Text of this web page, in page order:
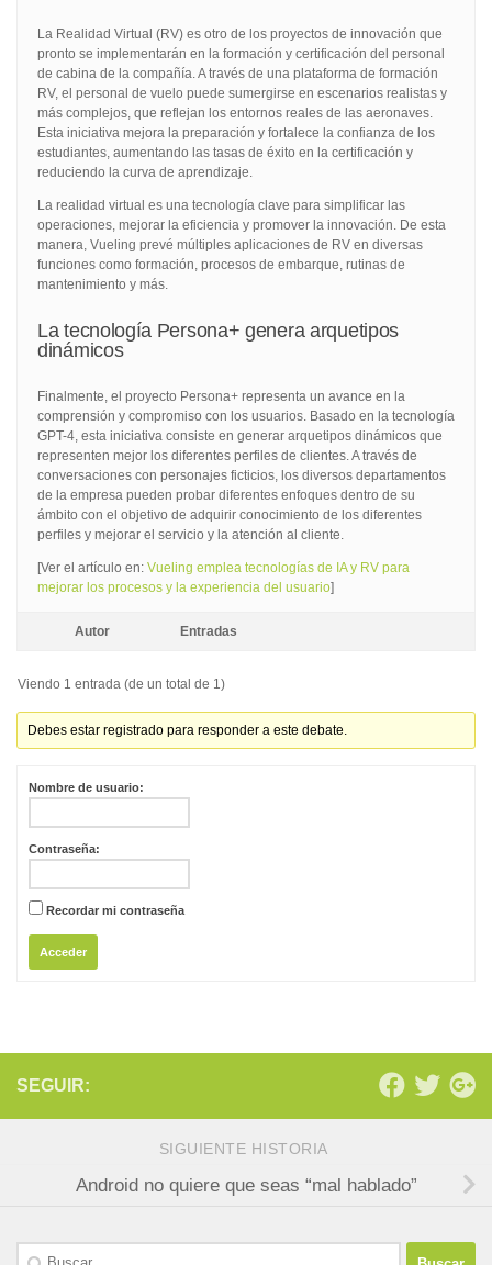
La Realidad Virtual (RV) es otro de los proyectos de innovación que
pronto se implementarán en la formación y certificación del personal
de cabina de la compañía. A través de una plataforma de formación
RV, el personal de vuelo puede sumergirse en escenarios realistas y
más complejos, que reflejan los entornos reales de las aeronaves.
Esta iniciativa mejora la preparación y fortalece la confianza de los
estudiantes, aumentando las tasas de éxito en la certificación y
reduciendo la curva de aprendizaje.
La realidad virtual es una tecnología clave para simplificar las
operaciones, mejorar la eficiencia y promover la innovación. De esta
manera, Vueling prevé múltiples aplicaciones de RV en diversas
funciones como formación, procesos de embarque, rutinas de
mantenimiento y más.
La tecnología Persona+ genera arquetipos
dinámicos
Finalmente, el proyecto Persona+ representa un avance en la
comprensión y compromiso con los usuarios. Basado en la tecnología
GPT-4, esta iniciativa consiste en generar arquetipos dinámicos que
representen mejor los diferentes perfiles de clientes. A través de
conversaciones con personajes ficticios, los diversos departamentos
de la empresa pueden probar diferentes enfoques dentro de su
ámbito con el objetivo de adquirir conocimiento de los diferentes
perfiles y mejorar el servicio y la atención al cliente.
[Ver el artículo en: Vueling emplea tecnologías de IA y RV para
mejorar los procesos y la experiencia del usuario]
Autor Entradas
Viendo 1 entrada (de un total de 1)
Debes estar registrado para responder a este debate.
Nombre de usuario:
Contraseña:
Recordar mi contraseña
Acceder
SEGUIR:
SIGUIENTE HISTORIA
Android no quiere que seas “mal hablado”
Buscar: